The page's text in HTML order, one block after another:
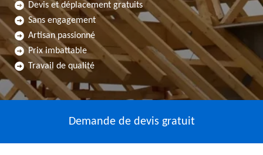
Devis et déplacement gratuits
Sans engagement
Artisan passionné
Prix imbattable
Travail de qualité
Demande de devis gratuit